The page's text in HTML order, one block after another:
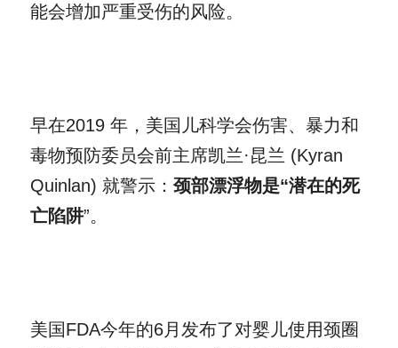
能会增加严重受伤的风险。
早在2019 年，美国儿科学会伤害、暴力和
毒物预防委员会前主席凯兰·昆兰 (Kyran
Quinlan) 就警示：颈部漂浮物是“潜在的死
亡陷阱”。
美国FDA今年的6月发布了对婴儿使用颈圈